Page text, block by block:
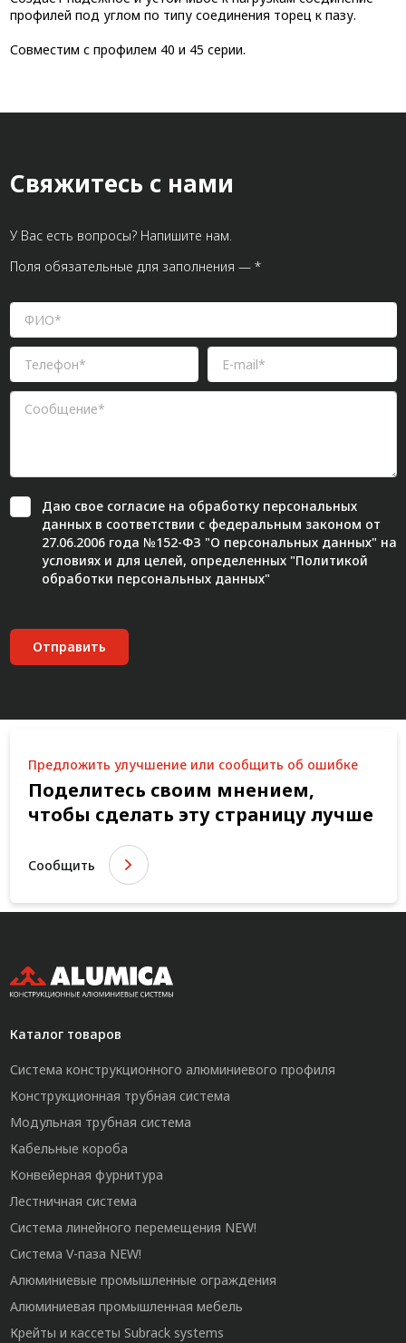
профилей под углом по типу соединения торец к пазу.
Совместим с профилем 40 и 45 серии.
Свяжитесь с нами
У Вас есть вопросы? Напишите нам.
Поля обязательные для заполнения — *
Даю свое согласиена обработку персональных
данных в соответствии с федеральным законом от
27.06.2006 года №152-ФЗ "О персональных данных" на
условиях и для целей, определенных "Политикой
обработки персональных данных"
Отправить
Предложить улучшение или сообщить об ошибке
Поделитесь своим мнением,
чтобы сделать эту страницу лучше
Сообщить
Каталог товаров
Система конструкционного алюминиевого профиля
Конструкционная трубная система
Модульная трубная система
Кабельные короба
Конвейерная фурнитура
Лестничная система
Система линейного перемещения NEW!
Система V-паза NEW!
Алюминиевые промышленные ограждения
Алюминиевая промышленная мебель
Крейты и кассеты Subrack systems